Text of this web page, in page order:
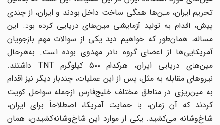
تحریم ایران، مین‌ها همگی ساخت داخل بودند و ایران، از چندی
پیش، اقدام به تولید آزمایشی مین‌های دریایی کرده بود. این
مساله، همان‌طور که خواهیم دید یکی از سوالات مهم بازجویان
آمریکایی‌ها از اعضای گروه نادر مهدوی بوده است. به‌هرحال
مین‌های دریایی ایران، هرکدام ۵۰۰ کیلوگرم TNT داشتند.
نیروهای مقابله به مثل، پس از این عملیات، چندبار دیگر نیز اقدام
به مین‌ریزی در مناطق مختلف خلیج‌فارس ازجمله سواحل کویت
کردند که آن زمان، با حمایت آمریکا، اصطلاحاً برای ایران،
شاخ‌وشانه می‌کشید. یکی از موارد این شاخ‌وشانه‌کشیدن، همان